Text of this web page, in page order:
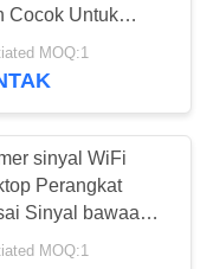
Cocok Untuk
Pendidikan
MOQ:1
sinyal WiFi
Perangkat
Sinyal bawaan 7
MOQ:1